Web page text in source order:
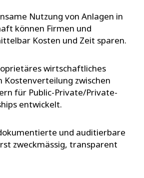
Nutzung von Anlagen in
können Firmen und
Kosten und Zeit sparen.
wirtschaftliches
Kostenverteilung zwischen
für Public-Private/Private-
entwickelt.
und auditierbare
zweckmässig, transparent